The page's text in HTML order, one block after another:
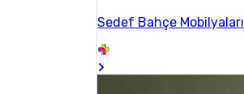
Sedef Bahçe Mobilyaları